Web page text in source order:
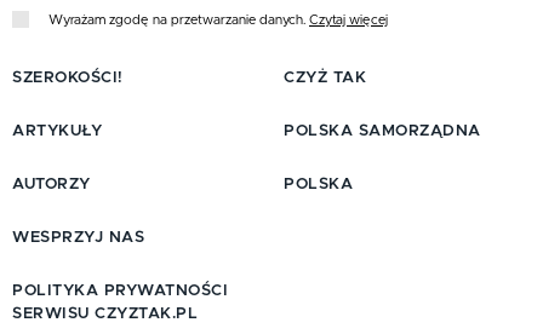
Wyrażam zgodę na przetwarzanie danych. Czytaj więcej
SZEROKOŚCI!
ARTYKUŁY
AUTORZY
CZYŻ TAK
POLSKA SAMORZĄDNA
POLSKA
WESPRZYJ NAS
POLITYKA PRYWATNOŚCI
SERWISU CZYZTAK.PL